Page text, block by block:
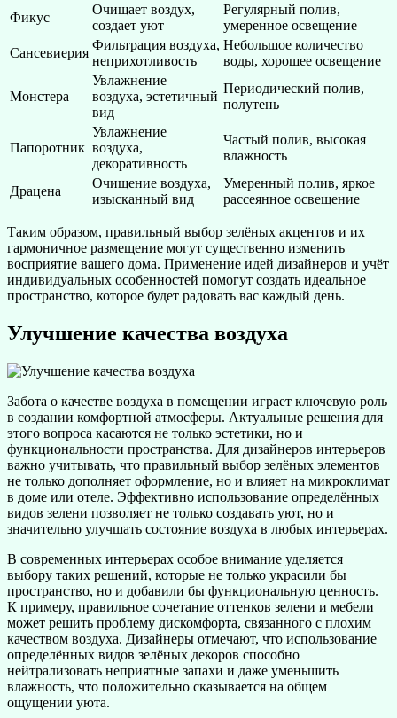
Фикус
Очищает воздух,
создает уют
Регулярный полив,
умеренное освещение
Сансевиерия
Фильтрация воздуха,
неприхотливость
Небольшое количество
воды, хорошее освещение
Монстера
Увлажнение
воздуха, эстетичный
вид
Периодический полив,
полутень
Папоротник
Увлажнение
воздуха,
декоративность
Частый полив, высокая
влажность
Драцена
Очищение воздуха,
изысканный вид
Умеренный полив, яркое
рассеянное освещение
Таким образом, правильный выбор зелёных акцентов и их
гармоничное размещение могут существенно изменить
восприятие вашего дома. Применение идей дизайнеров и учёт
индивидуальных особенностей помогут создать идеальное
пространство, которое будет радовать вас каждый день.
Улучшение качества воздуха
Забота о качестве воздуха в помещении играет ключевую роль
в создании комфортной атмосферы. Актуальные решения для
этого вопроса касаются не только эстетики, но и
функциональности пространства. Для дизайнеров интерьеров
важно учитывать, что правильный выбор зелёных элементов
не только дополняет оформление, но и влияет на микроклимат
в доме или отеле. Эффективно использование определённых
видов зелени позволяет не только создавать уют, но и
значительно улучшать состояние воздуха в любых интерьерах.
В современных интерьерах особое внимание уделяется
выбору таких решений, которые не только украсили бы
пространство, но и добавили бы функциональную ценность.
К примеру, правильное сочетание оттенков зелени и мебели
может решить проблему дискомфорта, связанного с плохим
качеством воздуха. Дизайнеры отмечают, что использование
определённых видов зелёных декоров способно
нейтрализовать неприятные запахи и даже уменьшить
влажность, что положительно сказывается на общем
ощущении уюта.